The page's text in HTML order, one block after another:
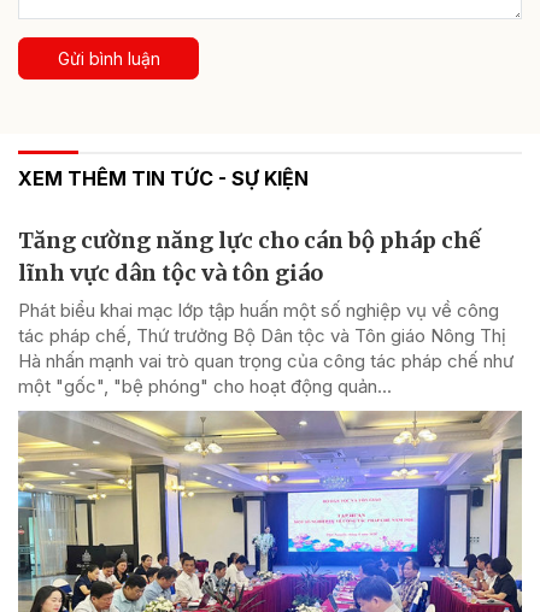
Gửi bình luận
XEM THÊM TIN TỨC - SỰ KIỆN
Tăng cường năng lực cho cán bộ pháp chế
lĩnh vực dân tộc và tôn giáo
Phát biểu khai mạc lớp tập huấn một số nghiệp vụ về công
tác pháp chế, Thứ trưởng Bộ Dân tộc và Tôn giáo Nông Thị
Hà nhấn mạnh vai trò quan trọng của công tác pháp chế như
một "gốc", "bệ phóng" cho hoạt động quản...